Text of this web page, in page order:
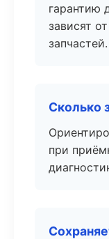
гарантию
зависят
запчастей.
Сколько
при